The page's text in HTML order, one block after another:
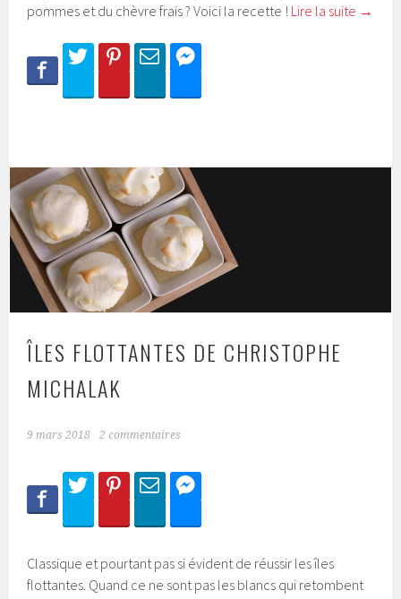
pommes et du chèvre frais ? Voici la recette ! Lire la suite →
ÎLES FLOTTANTES DE CHRISTOPHE
MICHALAK
9 mars 2018 2 commentaires
Classique et pourtant pas si évident de réussir les îles
flottantes. Quand ce ne sont pas les blancs qui retombent